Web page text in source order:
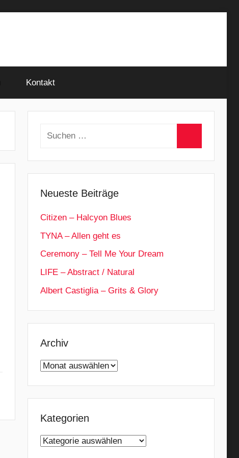
Kontakt
Suchen
Neueste Beiträge
Citizen – Halcyon Blues
TYNA – Allen geht es
Ceremony – Tell Me Your Dream
LIFE – Abstract / Natural
Albert Castiglia – Grits & Glory
Archiv
Archiv
Kategorien
Kategorien